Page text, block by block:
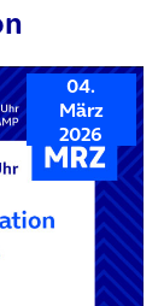
04.
März
2026